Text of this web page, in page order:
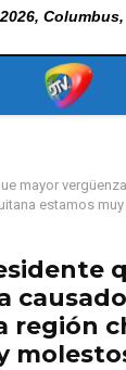
Columbus,
mayor
estamos
región